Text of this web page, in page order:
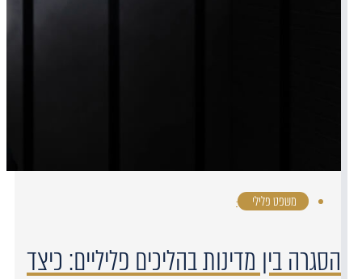
משפט פלילי ·
הסגרה בין מדינות בהליכים פליליים: כיצד